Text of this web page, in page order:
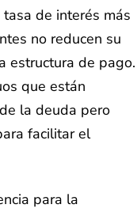
de interés más
no reducen su
estructura de pago.
que están
la deuda pero
facilitar el
para la